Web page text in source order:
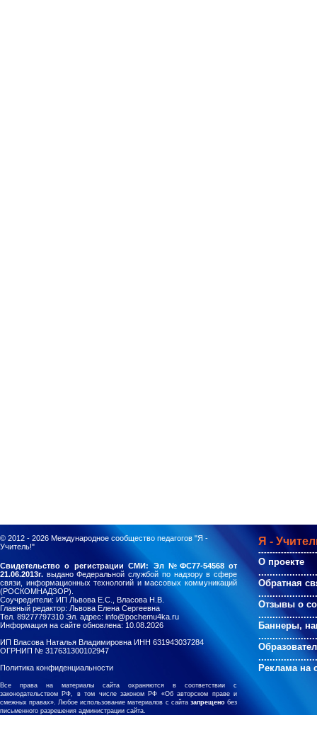
© 2012 - 2026 Международное сообщество педагогов "Я -
Учитель!"
Я -
О проекте
Обратная
Отзывы о
Баннеры,
Реклама на
Свидетельство о регистрации СМИ: Эл №ФС77-54568 от
21.06.2013г. выдано Федеральной службой по надзору в сфере
связи, информационных технологий и массовых коммуникаций
(РОСКОМНАДЗОР).
Соучредители: ИП Львова Е.С., Власова Н.В.
Главный редактор: Львова Елена Сергеевна
Тел. 89277797310 Эл. адрес: info@pochemu4ka.ru
Информация на сайте обновлена: 10.08.2026
ИП Власова Наталья Владимировна ИНН 631943037284
ОГРНИП № 317631300102947
Политика конфиденциальности
Все права на материалы сайта охраняются в соответствии с
законодательством РФ, в том числе законом РФ «Об авторском праве и
смежных правах». Любое использование материалов с сайта запрещенобез
письменного разрешения администрации сайта.